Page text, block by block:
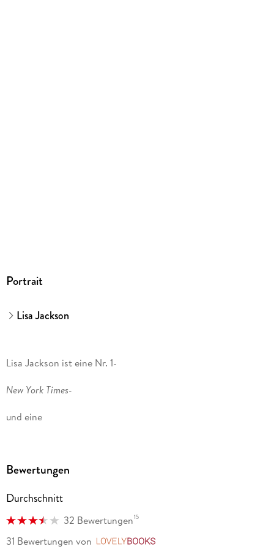
Portrait
Lisa Jackson
Lisa Jackson ist eine Nr. 1-
New York Times-
und eine
-Bestsellerautorin und hat bereits über 95 Romane
Detectives Bentz & Montoya sowie Alvarez & Pescoli. Mit
, New York Times-
Bewertungen
Durchschnitt
32 Bewertungen15
31 Bewertungen von